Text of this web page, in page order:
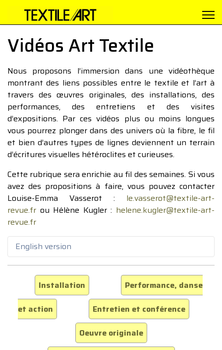
Vidéos Art Textile
Nous proposons l’immersion dans une vidéothèque
montrant des liens possibles entre le textile et l’art à
travers des œuvres originales, des installations, des
performances, des entretiens et des visites
d’expositions. Par ces vidéos plus ou moins longues
vous pourrez plonger dans des univers où la fibre, le fil
et bien d’autres types de lignes deviennent un terrain
d’écritures visuelles hétéroclites et curieuses.
Cette rubrique sera enrichie au fil des semaines. Si vous
avez des propositions à faire, vous pouvez contacter
Louise-Emma Vasserot : le.vasserot@textile-art-
revue.fr ou Hélène Kugler : helene.kugler@textile-art-
revue.fr
English version
Installation
Performance, danse
et action
Entretien et conférence
Oeuvre originale